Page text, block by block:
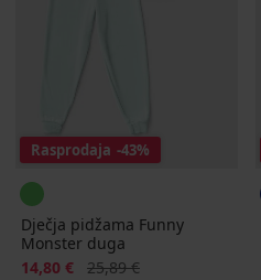
Rasprodaja -43%
Dječja pidžama Funny
Monster duga
Popust
14,80 € Prvobitna cijena
25,89 €